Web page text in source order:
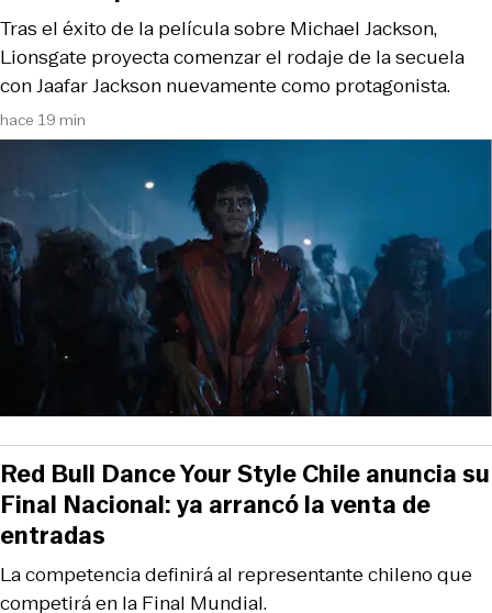
hace 19 min
Tras el éxito de la película sobre Michael Jackson,
Lionsgate proyecta comenzar el rodaje de la secuela
con Jaafar Jackson nuevamente como protagonista.
La competencia definirá al representante chileno que
competirá en la Final Mundial.
Red Bull Dance Your Style Chile anuncia su
Final Nacional: ya arrancó la venta de
entradas